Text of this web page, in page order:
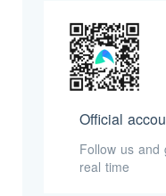
Official
Follow us and
real time